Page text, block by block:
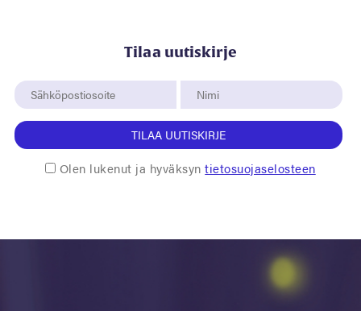
Tilaa uutiskirje
TILAA UUTISKIRJE
Olen lukenut ja hyväksyntietosuojaselosteen